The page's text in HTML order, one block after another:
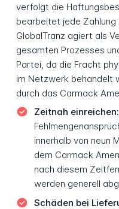
verfolgt die
bearbeitet jede Zahlung
GlobalTranz agiert als
gesamten Prozesses
Partei, da die Fracht
im Netzwerk behandelt
durch das Carmack
Zeitnah einreichen:
innerhalb von neun
dem Carmack
nach diesem
werden generell
Schäden bei